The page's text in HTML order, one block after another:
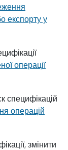
експорту у
операції
специфікацій
операцій
змінити